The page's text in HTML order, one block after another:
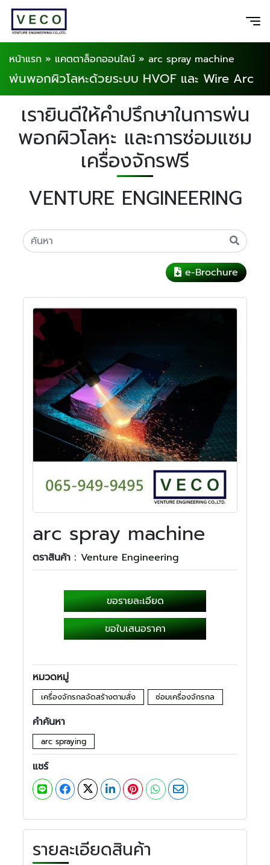
หน้าแรก » แคตตาล็อกออนไลน์ » arc spray machine
พ่นพอกผิวโลหะด้วยระบบ HVOF และ Wire Arc
เรายินดีให้คำปรึกษาในการพ่น
พอกผิวโลหะ และการซ่อมแซม
เครื่องจักรฟรี
VENTURE ENGINEERING
e-Brochure
arc spray machine
ตราสินค้า : Venture Engineering
ขอรายละเอียด
ขอใบเสนอราคา
หมวดหมู่
เครื่องจักรกลจัดสร้างตามสั่ง ซ่อมเครื่องจักรกล
คำค้นหา
arc spraying
แชร์
รายละเอียดสินค้า